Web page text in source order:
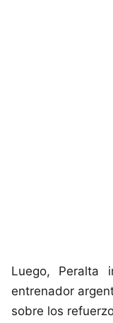
Luego, Peralta
entrenador
sobre los